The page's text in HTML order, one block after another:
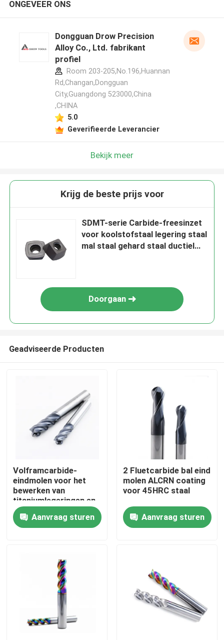
Thuis
Producten
Fabrieksreis
Kwaliteitscontrole
ONGEVEER ONS
Dongguan Drow Precision
Alloy Co., Ltd. fabrikant
profiel
Room 203-205,No.196,Huannan
Rd,Changan,Dongguan
City,Guangdong 523000,China
,CHINA
5.0
Geverifieerde Leverancier
Bekijk meer
Krijg de beste prijs voor
SDMT-serie Carbide-freesinzet
voor koolstofstaal legering staal
mal staal gehard staal ductiel
Doorgaan
Geadviseerde Producten
Volframcarbide-
eindmolen voor het
bewerken van
titaniumlegeringen en
superlegeringen
Aanvraag sturen
2 Fluetcarbide bal eind
molen ALCRN coating
voor 45HRC staal
Aanvraag sturen